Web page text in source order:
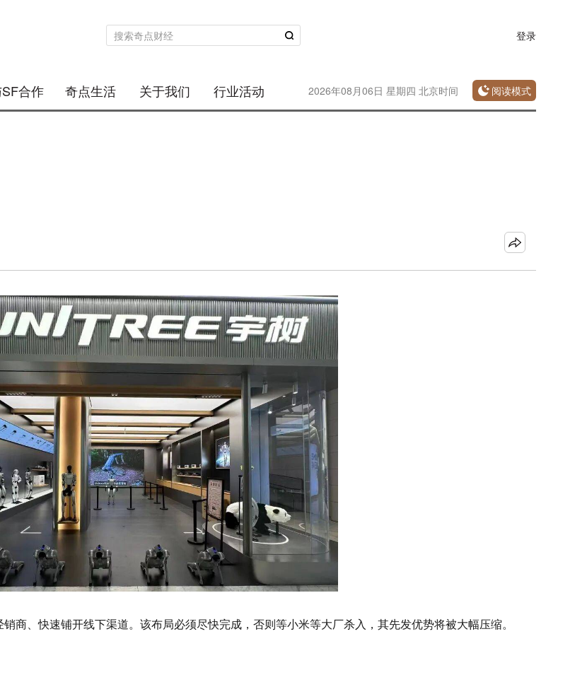
登录
合作 奇点生活 关于我们 行业活动 2026年08月06日 星期四 北京时间 阅读模式
商、快速铺开线下渠道。该布局必须尽快完成，否则等小米等大厂杀入，其先发优势将被大幅压缩。